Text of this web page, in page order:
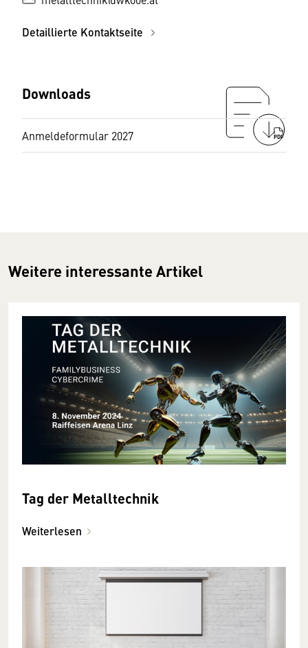
Detaillierte Kontaktseite
Downloads
Anmeldeformular 2027 PDF
Weitere interessante Artikel
Tag der Metalltechnik
Weiterlesen